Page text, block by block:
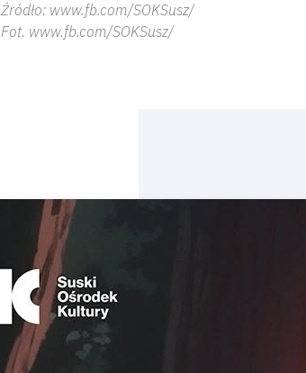
Źródło: www.fb.com/SOKSusz/
Fot. www.fb.com/SOKSusz/